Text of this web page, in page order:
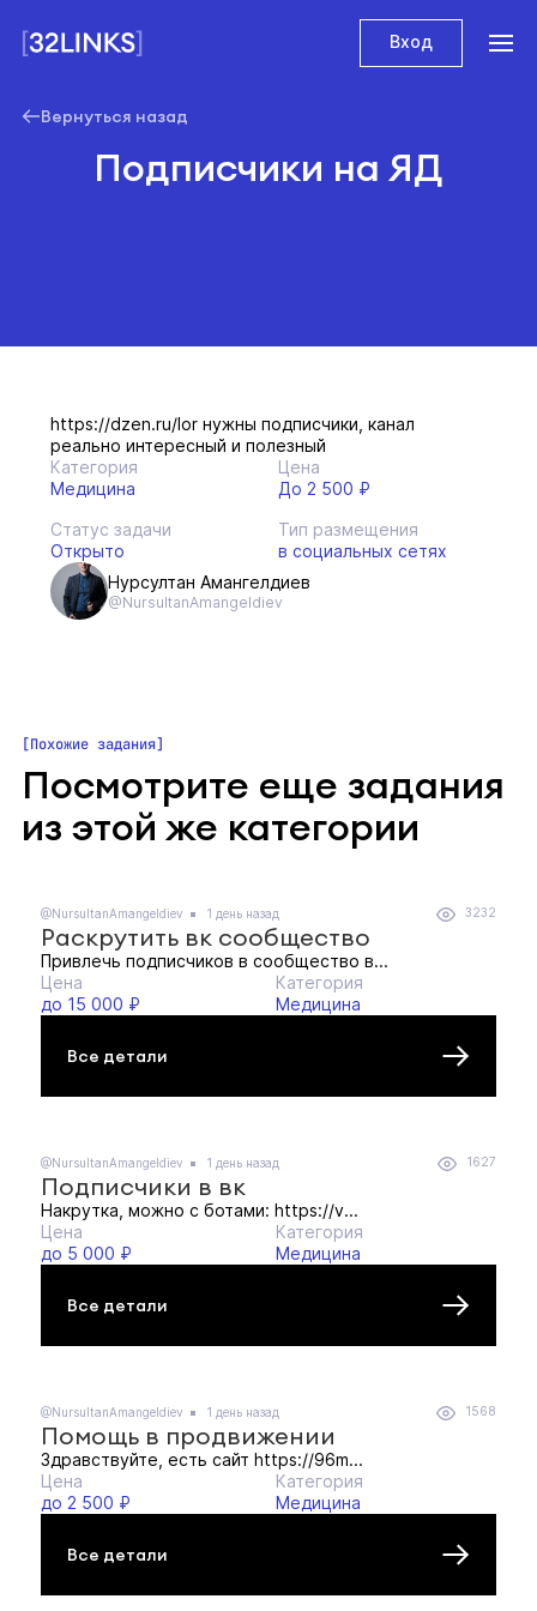
Вход
Вернуться назад
Подписчики на ЯД
https://dzen.ru/lor нужны подписчики, канал
реально интересный и полезный
Категория
Медицина
Цена
До 2 500 ₽
Статус задачи
Открыто
Тип размещения
в социальных сетях
Нурсултан Амангелдиев
@NursultanAmangeldiev
Похожие задания
Посмотрите еще задания
из этой же категории
@NursultanAmangeldiev 1 день назад 3232
Раскрутить вк сообщество
Привлечь подписчиков в сообщество в...
Цена
до 15 000 ₽
Категория
Медицина
Все детали
@NursultanAmangeldiev 1 день назад 1627
Подписчики в вк
Накрутка, можно с ботами: https://v...
Цена
до 5 000 ₽
Категория
Медицина
Все детали
@NursultanAmangeldiev 1 день назад 1568
Помощь в продвижении
Здравствуйте, есть сайт https://96m...
Цена
до 2 500 ₽
Категория
Медицина
Все детали